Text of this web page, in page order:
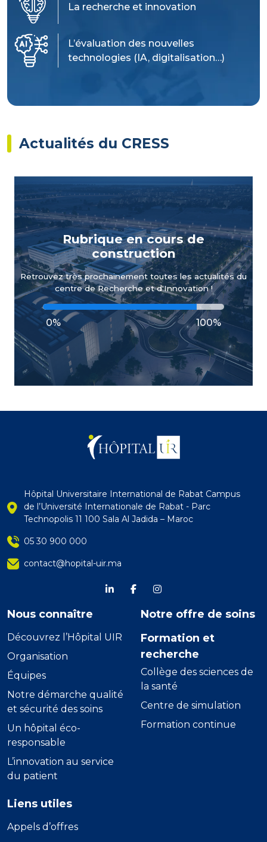
La recherche et innovation
L’évaluation des nouvelles
technologies (IA, digitalisation…)
Actualités du CRESS
Rubrique en cours de
construction
Retrouvez très prochainement toutes les actualités du
centre de Recherche et d'Innovation !
0% 100%
Hôpital Universitaire International de Rabat Campus
de l’Université Internationale de Rabat - Parc
Technopolis 11 100 Sala Al Jadida – Maroc
05 30 900 000
contact@hopital-uir.ma
linkdeinFacebookInstagram
Nous connaître
Découvrez l’Hôpital UIR
Organisation
Équipes
Notre démarche qualité
et sécurité des soins
Un hôpital éco-
responsable
L’innovation au service
du patient
Notre offre de soins
Formation et
recherche
Collège des sciences de
la santé
Centre de simulation
Formation continue
Liens utiles
Appels d’offres